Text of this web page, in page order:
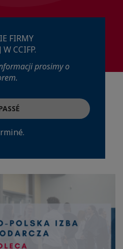
FIRMY
CCIFP.
prosimy o